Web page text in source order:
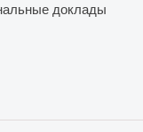
доклады